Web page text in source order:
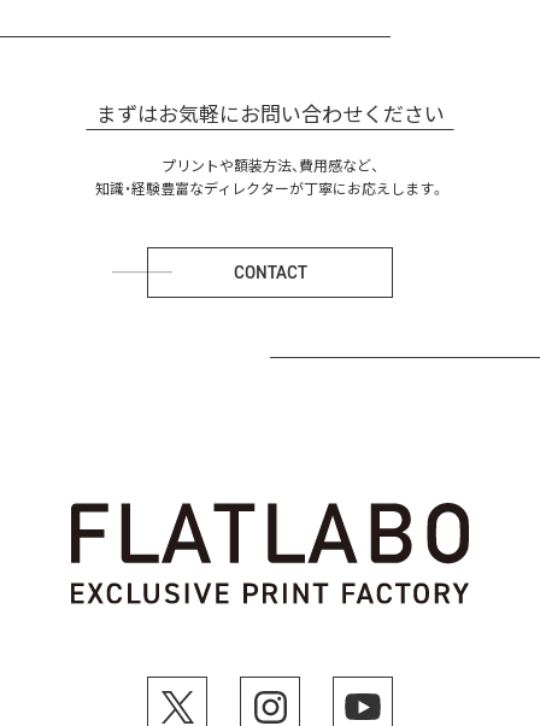
まずはお気軽にお問い合わせください
プリントや額装方法、費用感など、
知識・経験豊富なディレクターが丁寧にお応えします。
CONTACT